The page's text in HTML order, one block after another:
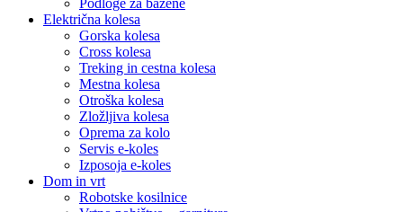
Podloge za bazene
Električna kolesa
Gorska kolesa
Cross kolesa
Treking in cestna kolesa
Mestna kolesa
Otroška kolesa
Zložljiva kolesa
Oprema za kolo
Servis e-koles
Izposoja e-koles
Dom in vrt
Robotske kosilnice